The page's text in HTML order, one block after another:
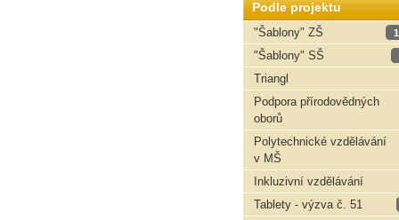
Podle projektu
"Šablony" ZŠ
"Šablony" SŠ
Triangl
Podpora přírodovědných
oborů
Polytechnické vzdělávání
v MŠ
Inkluzivní vzdělávání
Tablety - výzva č. 51